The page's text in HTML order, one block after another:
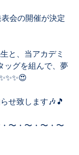
会の開催が決定
と、当アカデミ
ッグを組んで、夢
せ致します🎶🎵
〜・〜・〜・〜